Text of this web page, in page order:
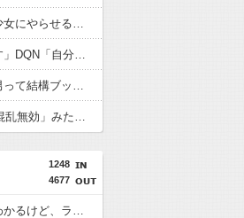
【悲報】「おっさんの自堕落生活を美少女にやらせるアニメ」、増えすぎてフェミにバレるｗｗｗｗ
【討論】オタク「パソコン自作できます」DQN「自分で車やバイクいじれます」
【悲報】人気配信者「介護士やってる男って結構ブッサイクじゃね」
【謎】RPGの敵キャラの「毒無効」「混乱無効」みたいなのって冷静に考えるとおかしいよな
1248
4677
【画像】オタク「実際にプレイしたらわかるけど、ライザは友達って感じで性的な目では見れないｗ」←これ